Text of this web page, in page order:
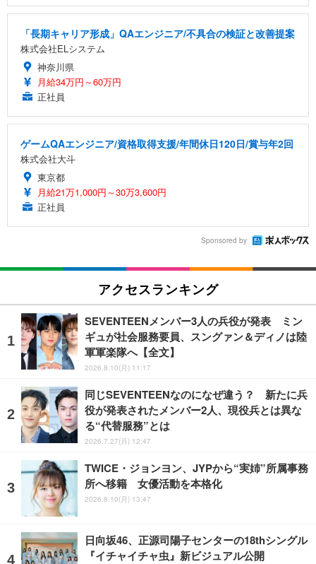
「長期キャリア形成」QAエンジニア/不具合の検証と改善提案
株式会社ELシステム
神奈川県
月給34万円～60万円
正社員
ゲームQAエンジニア/資格取得支援/年間休日120日/賞与年2回
株式会社大斗
東京都
月給21万1,000円～30万3,600円
正社員
Sponsored by
アクセスランキング
SEVENTEENメンバー3人の兵役が発表 ミン
ギュが社会服務要員、スングァン＆ディノは陸
軍軍楽隊へ【全文】
2026.8.10(月) 11:17
同じSEVENTEENなのになぜ違う？ 新たに兵
役が発表されたメンバー2人、現役兵とは異な
る“代替服務”とは
2026.7.27(月) 12:47
TWICE・ジョンヨン、JYPから“実姉”所属事務
所へ移籍 女優活動を本格化
2026.8.10(月) 13:47
日向坂46、正源司陽子センターの18thシングル
『イチャイチャ虫』新ビジュアル公開